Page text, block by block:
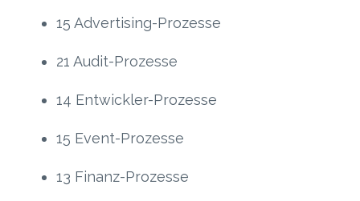
15 Advertising-Prozesse
21 Audit-Prozesse
14 Entwickler-Prozesse
15 Event-Prozesse
13 Finanz-Prozesse